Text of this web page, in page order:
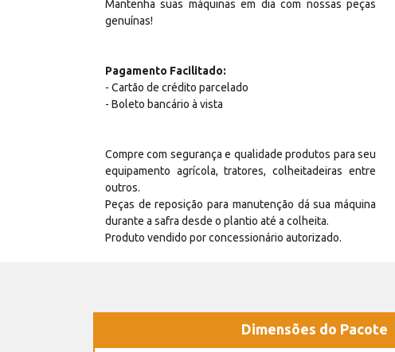
Mantenha suas máquinas em dia com nossas peças
genuínas!
Pagamento Facilitado:
- Cartão de crédito parcelado
- Boleto bancário à vista
Compre com segurança e qualidade produtos para seu
equipamento agrícola, tratores, colheitadeiras entre
outros.
Peças de reposição para manutenção dá sua máquina
durante a safra desde o plantio até a colheita.
Produto vendido por concessionário autorizado.
Dimensões do Pacote